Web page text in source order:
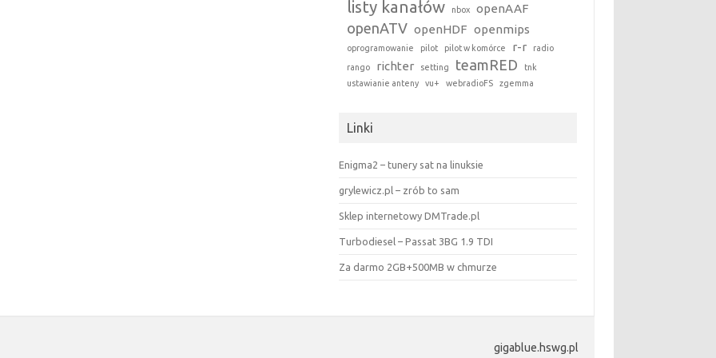
listy kanałów nbox openAAF
openATV openHDF openmips
oprogramowanie pilot pilot w komórce r-r
radio
rango
richter setting teamRED
tnk
ustawianie anteny
vu+ webradioFS zgemma
Linki
Enigma2 – tunery sat na linuksie
grylewicz.pl – zrób to sam
Sklep internetowy DMTrade.pl
Turbodiesel – Passat 3BG 1.9 TDI
Za darmo 2GB+500MB w chmurze
gigablue.hswg.pl